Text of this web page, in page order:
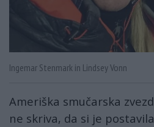
Ingemar Stenmark in Lindsey Vonn
Ameriška smučarska
ne skriva, da si je